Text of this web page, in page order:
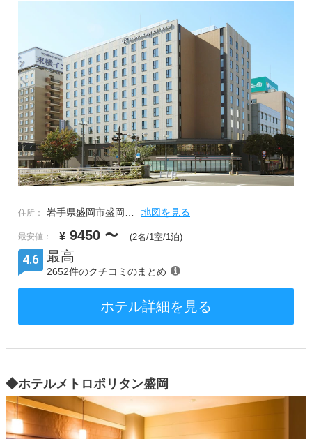
住所： 岩手県盛岡市盛岡… 地図を見る
最安値： ¥ 9450 〜 (2名/1室/1泊)
4.6 最高
2652件のクチコミのまとめ
ホテル詳細を見る
◆ホテルメトロポリタン盛岡